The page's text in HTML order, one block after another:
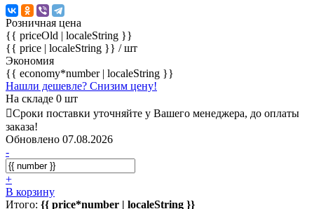
Розничная цена
{{ priceOld | localeString }}
{{ price | localeString }} / шт
Экономия
{{ economy*number | localeString }}
Нашли дешевле? Снизим цену!
На складе 0 шт
Сроки поставки уточняйте у Вашего менеджера, до оплаты
заказа!
Обновлено 07.08.2026
-
+
В корзину
Итого: {{ price*number | localeString }}